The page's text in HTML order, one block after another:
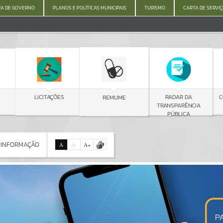
DE GOVERNO PLANOS E POLÍTICAS MUNICIPAIS TURISMO CARTA DE
LICITAÇÕES REMUME RADAR DA
TRANSPARÊNCIA
PÚBLICA
Por favor, aguarde...
A A- A+